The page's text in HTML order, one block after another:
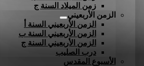
زمن الميلاد السنة ج
الزمن الأربعيني
الزمن الأربعيني السنة أ
الزمن الأربعيني السنة ب
الزمن الأربعيني السنة ج
درب الصليب
الأسبوع المقدس